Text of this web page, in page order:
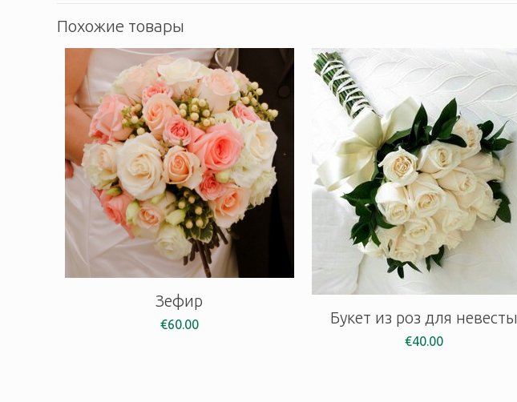
Похожие товары
Зефир
€60.00 Букет из роз для невесты
€40.00